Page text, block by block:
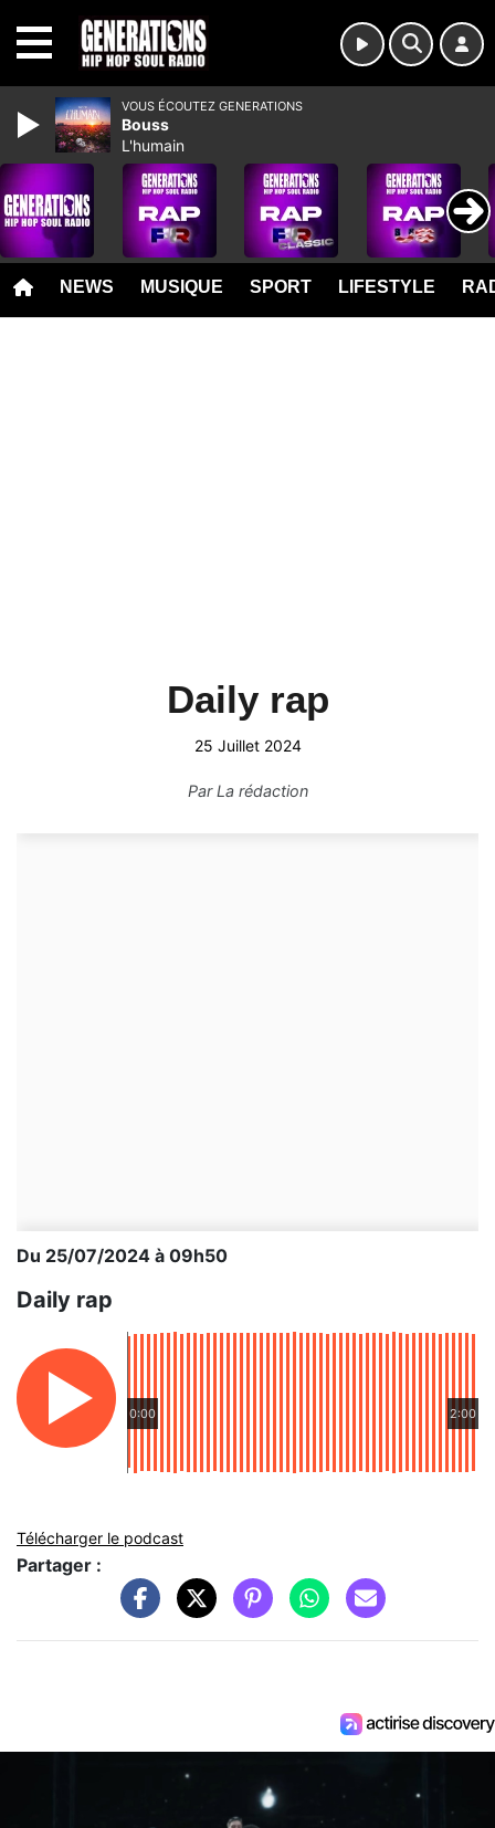
NEWS MUSIQUE SPORT LIFESTYLE
Daily rap
25 Juillet 2024
ParLa rédaction
Du 25/07/2024 à 09h50
Daily rap
0:00 2:00
Télécharger le podcast
Partager :
VOUS ÉCOUTEZ GENERATIONS
Bouss
L'humain